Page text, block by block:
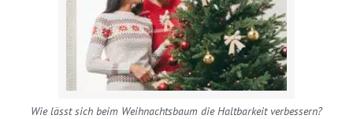
Wie lässt sich beim Weihnachtsbaum die Haltbarkeit verbessern?